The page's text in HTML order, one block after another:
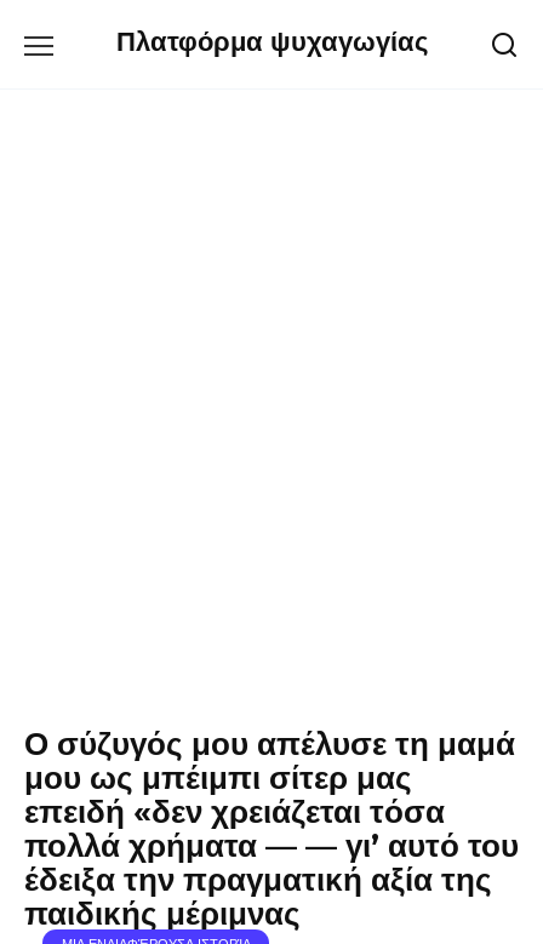
Πλατφόρμα ψυχαγωγίας
Ο σύζυγός μου απέλυσε τη μαμά
μου ως μπέιμπι σίτερ μας
επειδή «δεν χρειάζεται τόσα
πολλά χρήματα — — γι’ αυτό του
έδειξα την πραγματική αξία της
παιδικής μέριμνας